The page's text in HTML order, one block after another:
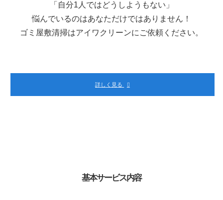
「自分1人ではどうしようもない」
悩んでいるのはあなただけではありません！
ゴミ屋敷清掃はアイワクリーンにご依頼ください。
詳しく見る
基本サービス内容